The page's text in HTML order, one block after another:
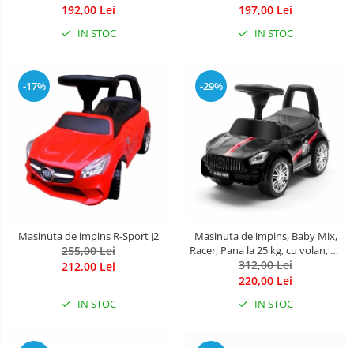
Covorase de joaca
Lampi de veghe
Mobilier Birou
Saltele de infasat
luni, Blue
192,00 Lei
IN STOC
197,00 Lei
IN STOC
-17%
Masinuta de impins R-Sport J2
255,00 Lei
212,00 Lei
IN STOC
-29%
Masinuta de impins, Baby Mix,
Racer, Pana la 25 kg, cu volan, cu
sunete, cu suport jucarii sub
sezut si spatar confortabil, 12
312,00 Lei
220,00 Lei
IN STOC